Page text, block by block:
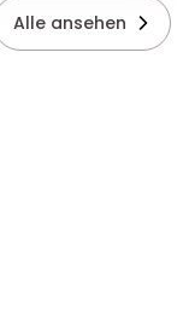
Alle ansehen